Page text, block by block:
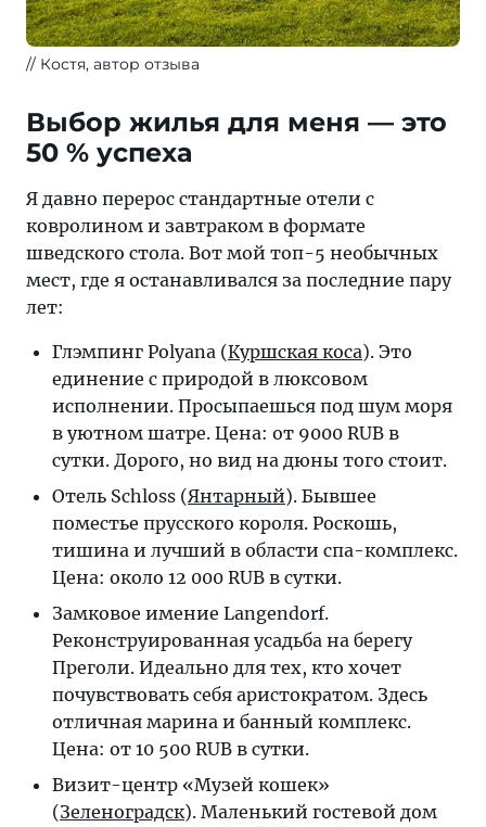
Костя, автор отзыва
Выбор жилья для меня — это
50 % успеха
Я давно перерос стандартные отели с
ковролином и завтраком в формате
шведского стола. Вот мой топ-5 необычных
мест, где я останавливался за последние пару
лет:
Глэмпинг Polyana (Куршская коса). Это
единение с природой в люксовом
исполнении. Просыпаешься под шум моря
в уютном шатре. Цена: от 9000 RUB в
сутки. Дорого, но вид на дюны того стоит.
Отель Schloss (Янтарный). Бывшее
поместье прусского короля. Роскошь,
тишина и лучший в области спа-комплекс.
Цена: около 12 000 RUB в сутки.
Замковое имение Langendorf.
Реконструированная усадьба на берегу
Преголи. Идеально для тех, кто хочет
почувствовать себя аристократом. Здесь
отличная марина и банный комплекс.
Цена: от 10 500 RUB в сутки.
Визит-центр «Музей кошек»
(Зеленоградск). Маленький гостевой дом